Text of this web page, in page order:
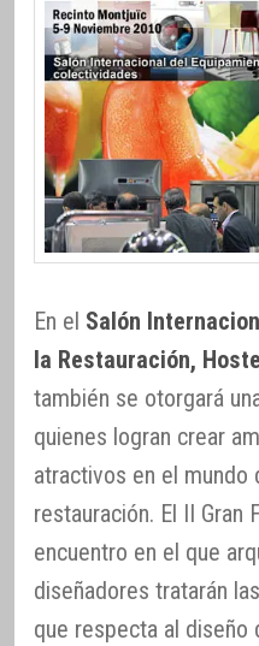
En el Salón
la Restauración,
también se otorgará
quienes logran crear
atractivos en el mundo
restauración. El II Gran
encuentro en el que
diseñadores tratarán
que respecta al